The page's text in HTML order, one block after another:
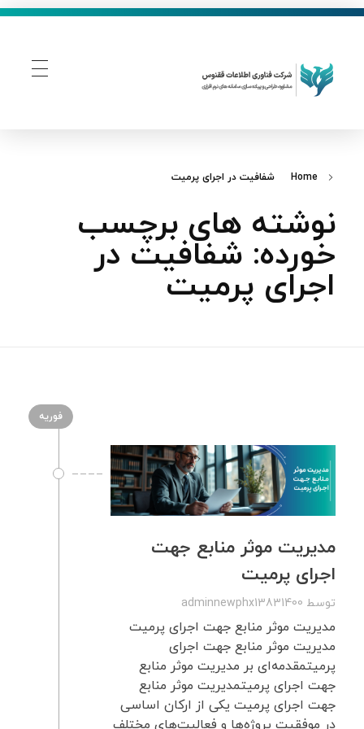
Home شفافیت در اجرای پرمیت
نوشته های برچسب
خورده: شفافیت در
اجرای پرمیت
فوریه
مدیریت موثر منابع جهت
اجرای پرمیت
توسط adminnewphx13831400
مدیریت موثر منابع جهت اجرای پرمیت
مدیریت موثر منابع جهت اجرای
پرمیتمقدمه‌ای بر مدیریت موثر منابع
جهت اجرای پرمیتمدیریت موثر منابع
جهت اجرای پرمیت یکی از ارکان اساسی
در موفقیت پروژه‌ها و فعالیت‌های مختلف